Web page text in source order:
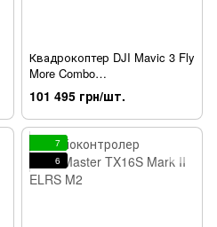
Квадрокоптер DJI Mavic 3 Fly
More Combo
(CP.MA.00000452.02) Demo
101 495 грн/шт.
7
6